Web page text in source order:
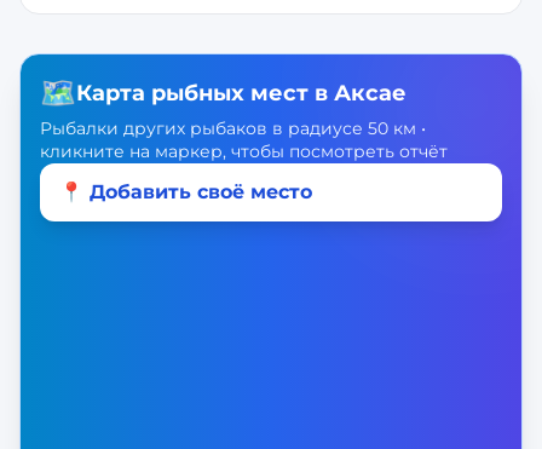
🗺️Карта рыбных мест в Аксае
Рыбалки других рыбаков в радиусе 50 км •
кликните на маркер, чтобы посмотреть отчёт
📍 Добавить своё место